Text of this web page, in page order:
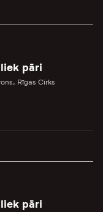
pāri
Rīgas Cirks
pāri